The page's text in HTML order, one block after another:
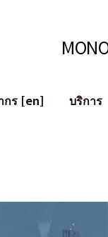
กร [en]
บริการ
กรรมไซเบอร์